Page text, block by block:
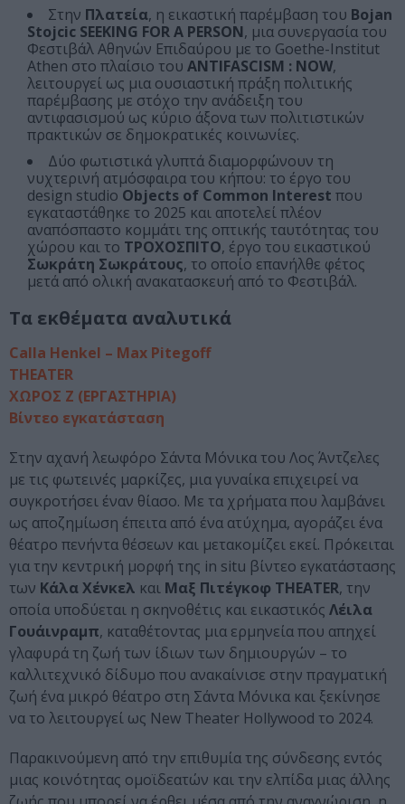
Στην Πλατεία, η εικαστική παρέμβαση του Bojan
Stojcic SEEKING FOR A PERSON, μια συνεργασία του
Φεστιβάλ Αθηνών Επιδαύρου με το Goethe-Institut
Athen στο πλαίσιο του ANTIFASCISM : NOW,
λειτουργεί ως μια ουσιαστική πράξη πολιτικής
παρέμβασης με στόχο την ανάδειξη του
αντιφασισμού ως κύριο άξονα των πολιτιστικών
πρακτικών σε δημοκρατικές κοινωνίες.
Δύο φωτιστικά γλυπτά διαμορφώνουν τη
νυχτερινή ατμόσφαιρα του κήπου: το έργο του
design studio Objects of Common Interest που
εγκαταστάθηκε το 2025 και αποτελεί πλέον
αναπόσπαστο κομμάτι της οπτικής ταυτότητας του
χώρου και το ΤΡΟΧΟΣΠΙΤΟ, έργο του εικαστικού
Σωκράτη Σωκράτους, το οποίο επανήλθε φέτος
μετά από ολική ανακατασκευή από το Φεστιβάλ.
Τα εκθέματα αναλυτικά
Calla Henkel – Max Pitegoff
THEATER
ΧΩΡΟΣ Ζ (ΕΡΓΑΣΤΗΡΙΑ)
Βίντεο εγκατάσταση
Στην αχανή λεωφόρο Σάντα Μόνικα του Λος Άντζελες
με τις φωτεινές μαρκίζες, μια γυναίκα επιχειρεί να
συγκροτήσει έναν θίασο. Με τα χρήματα που λαμβάνει
ως αποζημίωση έπειτα από ένα ατύχημα, αγοράζει ένα
θέατρο πενήντα θέσεων και μετακομίζει εκεί. Πρόκειται
για την κεντρική μορφή της in situ βίντεο εγκατάστασης
των Κάλα Χένκελ και Μαξ Πιτέγκοφ THEATER, την
οποία υποδύεται η σκηνοθέτις και εικαστικός Λέιλα
Γουάινραμπ, καταθέτοντας μια ερμηνεία που απηχεί
γλαφυρά τη ζωή των ίδιων των δημιουργών – το
καλλιτεχνικό δίδυμο που ανακαίνισε στην πραγματική
ζωή ένα μικρό θέατρο στη Σάντα Μόνικα και ξεκίνησε
να το λειτουργεί ως New Theater Hollywood το 2024.
Παρακινούμενη από την επιθυμία της σύνδεσης εντός
μιας κοινότητας ομοϊδεατών και την ελπίδα μιας άλλης